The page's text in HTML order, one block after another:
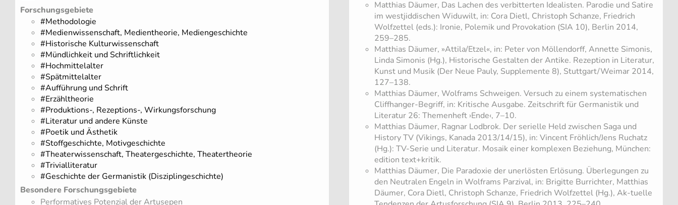
Forschungsgebiete
#Methodologie
#Medienwissenschaft, Medientheorie, Mediengeschichte
#Historische Kulturwissenschaft
#Mündlichkeit und Schriftlichkeit
#Hochmittelalter
#Spätmittelalter
#Aufführung und Schrift
#Erzähltheorie
#Produktions-, Rezeptions-, Wirkungsforschung
#Literatur und andere Künste
#Poetik und Ästhetik
#Stoffgeschichte, Motivgeschichte
#Theaterwissenschaft, Theatergeschichte, Theatertheorie
#Trivialliteratur
#Geschichte der Germanistik (Disziplingeschichte)
Besondere Forschungsgebiete
Performatives Potenzial der Artusepen
Matthias Däumer, Das Lachen des verbitterten Idealisten. Parodie und Satire
im westjiddischen Widuwilt, in: Cora Dietl, Christoph Schanze, Friedrich
Wolfzettel (eds.): Ironie, Polemik und Provokation (SIA 10), Berlin 2014,
259–285.
Matthias Däumer, »Attila/Etzel«, in: Peter von Möllendorff, Annette Simonis,
Linda Simonis (Hg.), Historische Gestalten der Antike. Rezeption in Literatur,
Kunst und Musik (Der Neue Pauly, Supplemente 8), Stuttgart/Weimar 2014,
127–138.
Matthias Däumer, Wolframs Schweigen. Versuch zu einem systematischen
Cliffhanger-Begriff, in: Kritische Ausgabe. Zeitschrift für Germanistik und
Literatur 26: Themenheft ›Ende‹, 7–10.
Matthias Däumer, Ragnar Lodbrok. Der serielle Held zwischen Saga und
History TV (Vikings, Kanada 2013/14/15), in: Vincent Fröhlich/Jens Ruchatz
(Hg.): TV-Serie und Literatur. Mosaik einer komplexen Beziehung, München:
edition text+kritik.
Matthias Däumer, Die Paradoxie der unerlösten Erlösung. Überlegungen zu
den Neutralen Engeln in Wolframs Parzival, in: Brigitte Burrichter, Matthias
Däumer, Cora Dietl, Christoph Schanze, Friedrich Wolfzettel (Hg.), Ak-tuelle